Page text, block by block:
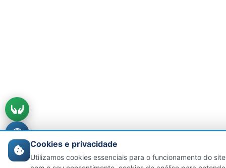
Cookies e privacidade
Utilizamos cookies essenciais para o funcionamento do